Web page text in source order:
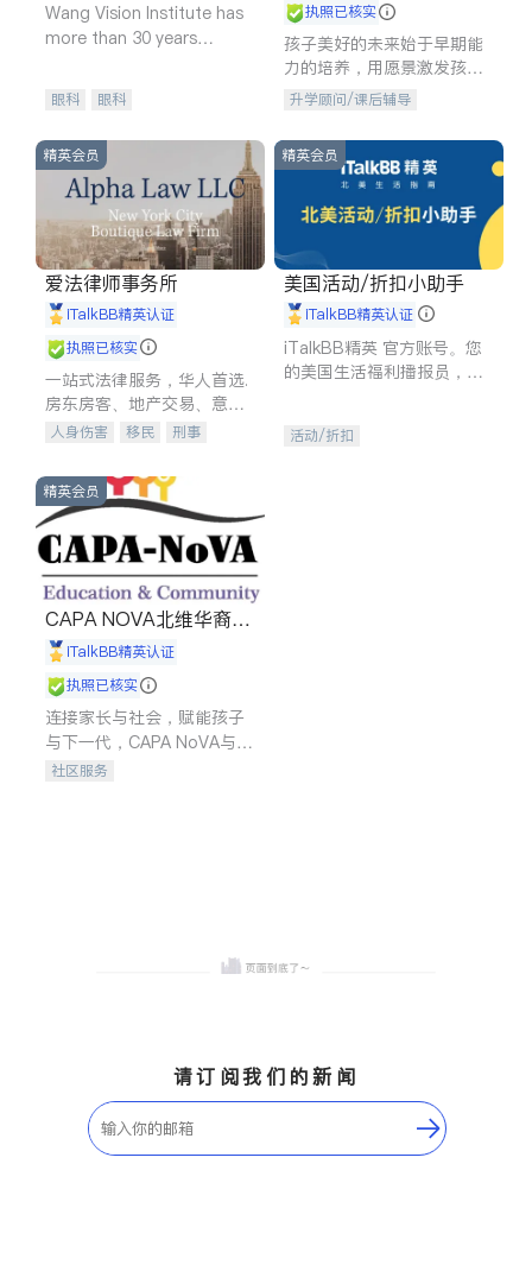
Wang Vision Institute has
more than 30 years
眼科 眼科
执照已核实
孩子美好的未来始于早期能
力的培养，用愿景激发孩子
的学习潜力和动力。理念：
石。
升学顾问/课后辅导
精英会员
爱法律师事务所
iTalkBB精英认证
执照已核实
一站式法律服务，华人首选.
房东房客、地产交易、意外
伤害、车祸重伤、商业诉
建筑合同、刑事案件全包办
人身伤害 移民
刑事
信托/遗嘱
商业
索赔
律师-其它 保释
精英会员
美国活动/折扣小助手
iTalkBB精英认证
iTalkBB精英 官方账号。您
的美国生活福利播报员，精
专属福利。
活动/折扣
精英会员
CAPA NOVA北维华裔家
长会iTalkBB精英认证
执照已核实
连接家长与社会，赋能孩子
与下一代，CAPA NoVA与您
携手建设包容、公平、充满
社区服务
请订阅我们的新闻